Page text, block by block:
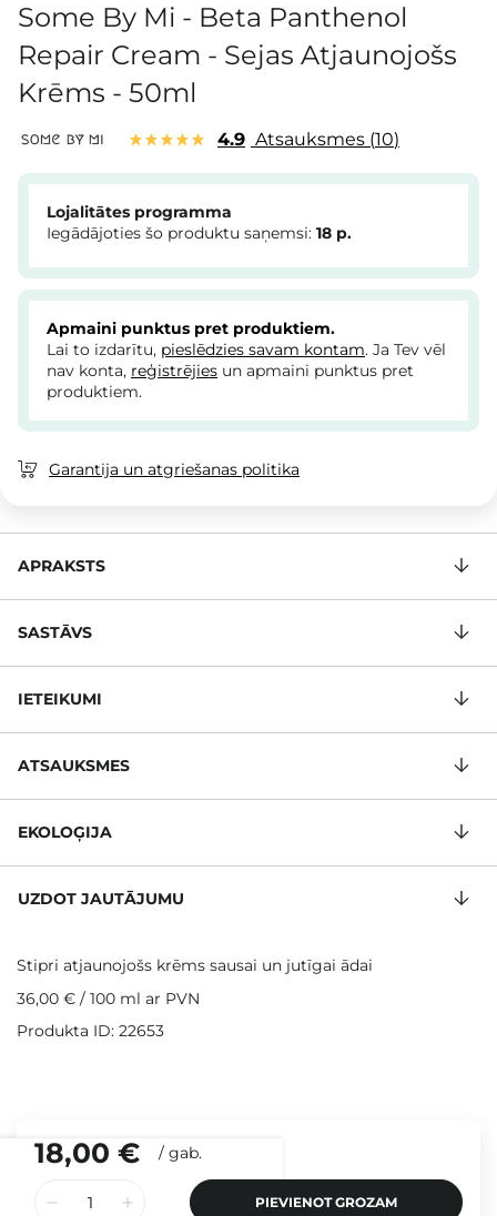
Some By Mi - Beta Panthenol
Repair Cream - Sejas Atjaunojošs
Krēms - 50ml
4.9 Atsauksmes 10
18,00 € / gab.
PIEVIENOT GROZAM
Lojalitātes programma
Iegādājoties šo produktu saņemsi: 18 p.
Apmaini punktus pret produktiem.
Lai to izdarītu, pieslēdzies savam kontam. Ja Tev vēl
nav konta, reģistrējies un apmaini punktus pret
produktiem.
Garantija un atgriešanas politika
APRAKSTS
SASTĀVS
IETEIKUMI
ATSAUKSMES
EKOLOĢIJA
UZDOT JAUTĀJUMU
Stipri atjaunojošs krēms sausai un jutīgai ādai
36,00 € / 100 ml ar PVN
Produkta ID: 22653